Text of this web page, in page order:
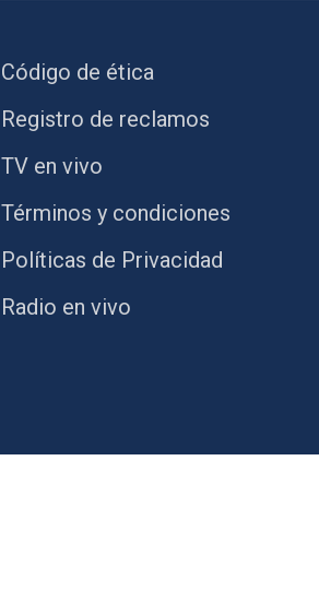
Código de ética
Registro de reclamos
TV en vivo
Términos y condiciones
Políticas de Privacidad
Radio en vivo